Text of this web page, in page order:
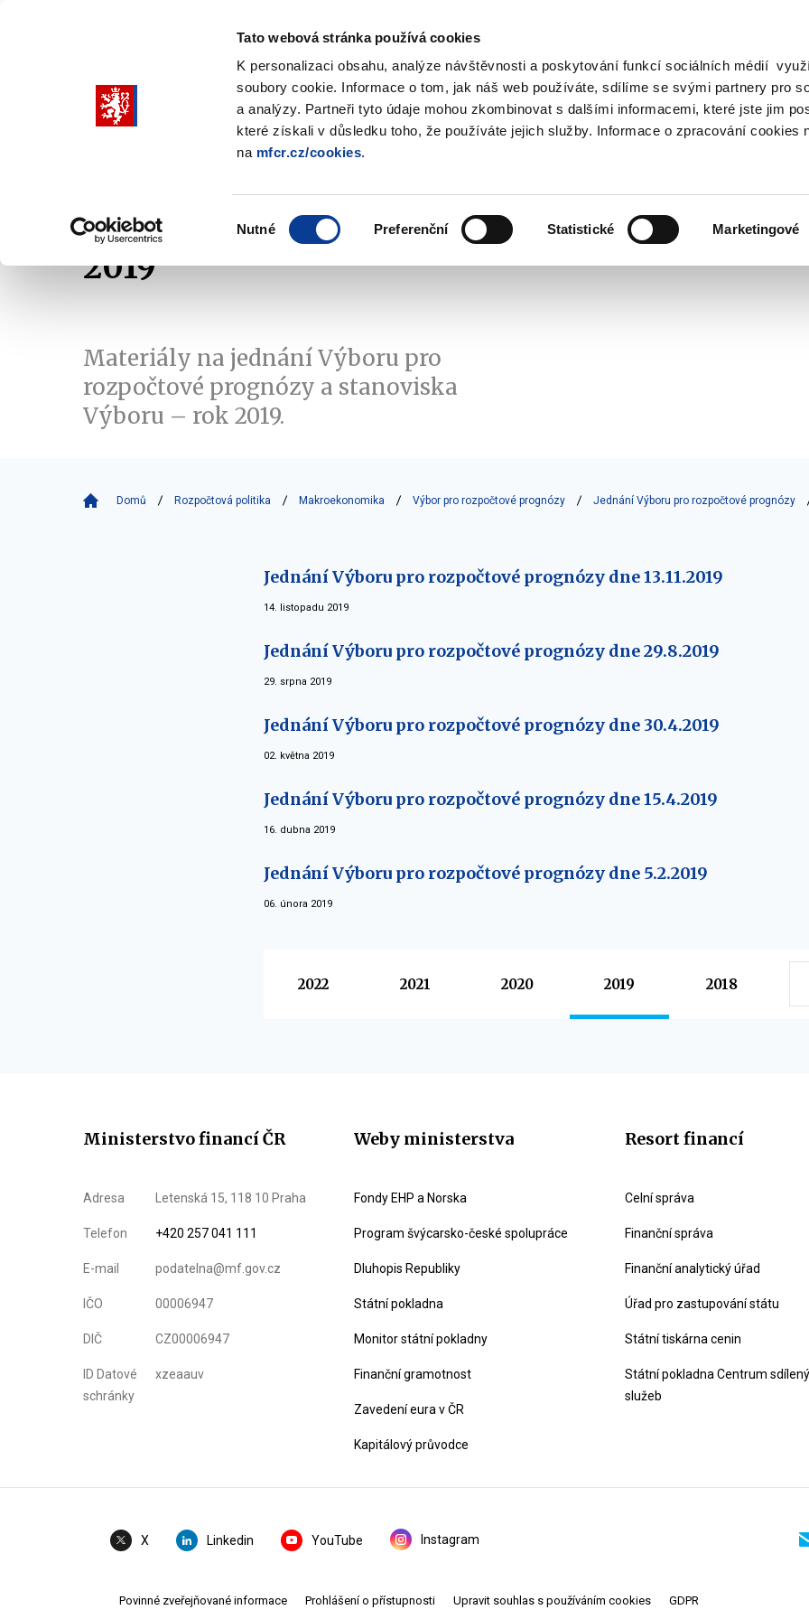
Tato webová stránka používá cookies
K personalizaci obsahu, analýze návštěvnosti a poskytování funkcí sociálních médií
soubory cookie. Informace o tom, jak náš web používáte, sdílíme se svými partnery pro
a analýzy. Partneři tyto údaje mohou zkombinovat s dalšími informacemi, které jste jim
které získali v důsledku toho, že používáte jejich služby. Informace o zpracování cookies
na mfcr.cz/cookies.
Nutné Preferenční Statistické Marketingové
Vyhledat
submenu
submenu
politika
submenu
submenu
účetnictví
2019
Materiály na jednání Výboru pro
rozpočtové prognózy a stanoviska
Výboru – rok 2019.
Domů Rozpočtová politika Makroekonomika Výbor pro rozpočtové prognózy Jednání Výboru pro rozpočtové prognózy
Jednání Výboru pro rozpočtové prognózy dne 13.11.2019
14. listopadu 2019
Jednání Výboru pro rozpočtové prognózy dne 29.8.2019
29. srpna 2019
Jednání Výboru pro rozpočtové prognózy dne 30.4.2019
02. května 2019
Jednání Výboru pro rozpočtové prognózy dne 15.4.2019
16. dubna 2019
Jednání Výboru pro rozpočtové prognózy dne 5.2.2019
06. února 2019
2022 2021 2020 2019 2018
Ministerstvo financí ČR
Adresa Letenská 15, 118 10 Praha
Telefon +420 257 041 111
E-mail podatelna@mf.gov.cz
IČO 00006947
DIČ CZ00006947
ID Datové
schránky
xzeaauv
Weby ministerstva
Fondy EHP a Norska
Program švýcarsko-české spolupráce
Dluhopis Republiky
Státní pokladna
Monitor státní pokladny
Finanční gramotnost
Zavedení eura v ČR
Kapitálový průvodce
Resort financí
Celní správa
Finanční správa
Finanční analytický úřad
Úřad pro zastupování státu
Státní tiskárna cenin
Státní pokladna Centrum
služeb
X Linkedin YouTube Instagram
Povinné zveřejňované informace Prohlášení o přístupnosti Upravit souhlas s používáním cookies GDPR